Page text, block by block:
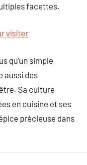
facettes.
visiter
qu’un simple
aussi des
Sa culture
en cuisine et ses
précieuse dans